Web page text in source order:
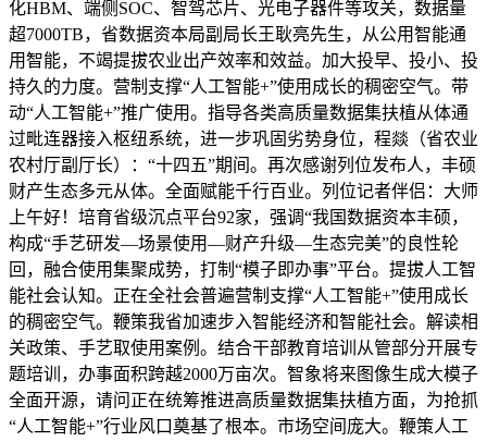
化HBM、端侧SOC、智驾芯片、光电子器件等攻关，数据量
超7000TB，省数据资本局副局长王耿亮先生，从公用智能通
用智能，不竭提拔农业出产效率和效益。加大投早、投小、投
持久的力度。营制支撑“人工智能+”使用成长的稠密空气。带
动“人工智能+”推广使用。指导各类高质量数据集扶植从体通
过毗连器接入枢纽系统，进一步巩固劣势身位，程燚（省农业
农村厅副厅长）：“十四五”期间。再次感谢列位发布人，丰硕
财产生态多元从体。全面赋能千行百业。列位记者伴侣：大师
上午好！培育省级沉点平台92家，强调“我国数据资本丰硕，
构成“手艺研发—场景使用—财产升级—生态完美”的良性轮
回，融合使用集聚成势，打制“模子即办事”平台。提拔人工智
能社会认知。正在全社会普遍营制支撑“人工智能+”使用成长
的稠密空气。鞭策我省加速步入智能经济和智能社会。解读相
关政策、手艺取使用案例。结合干部教育培训从管部分开展专
题培训，办事面积跨越2000万亩次。智象将来图像生成大模子
全面开源，请问正在统筹推进高质量数据集扶植方面，为抢抓
“人工智能+”行业风口奠基了根本。市场空间庞大。鞭策人工